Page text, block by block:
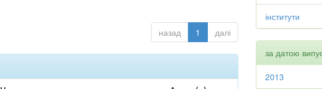
назад 1 далі
інститути
за датою
2013